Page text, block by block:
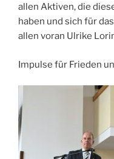
allen Aktiven, die
haben und sich für
allen voran Ulrike
Impulse für Frieden